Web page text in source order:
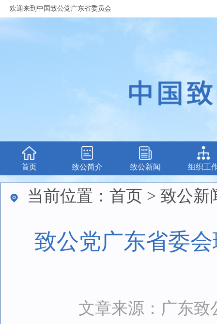
欢迎来到中国致公党广东省委员会
首页 致公简介 致公新闻 组织工
当前位置：首页 > 致公新
致公党广东省委
文章来源：广东致